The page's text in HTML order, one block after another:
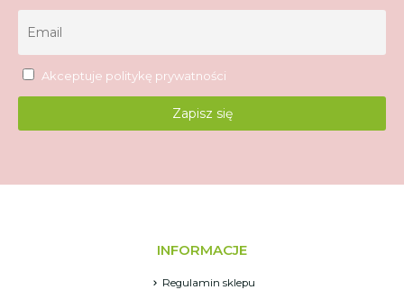
Akceptuje politykę prywatności
INFORMACJE
Regulamin sklepu